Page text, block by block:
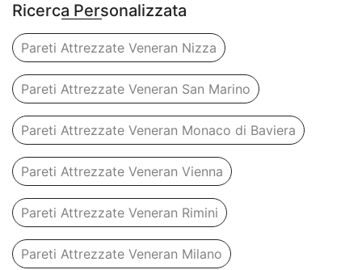
Ricerca Personalizzata
Pareti Attrezzate Veneran Nizza
Pareti Attrezzate Veneran San Marino
Pareti Attrezzate Veneran Monaco di Baviera
Pareti Attrezzate Veneran Vienna
Pareti Attrezzate Veneran Rimini
Pareti Attrezzate Veneran Milano